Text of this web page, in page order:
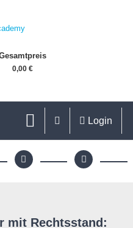
0,00 €
Login
mit Rechtsstand: